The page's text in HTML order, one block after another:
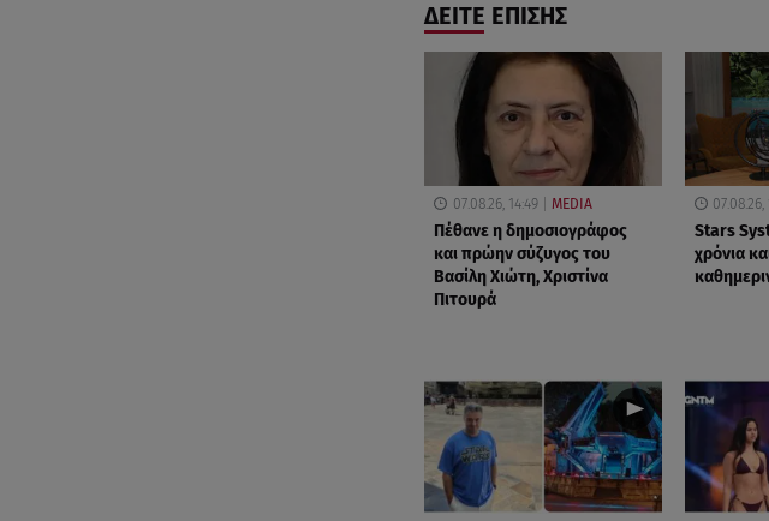
ΔΕΙΤΕ ΕΠΙΣΗΣ
07.08.26, 14:49 MEDIA
Πέθανε η δημοσιογράφος
και πρώην σύζυγος του
Βασίλη Χιώτη, Χριστίνα
Πιτουρά
07.08.26,
Stars
χρόνια